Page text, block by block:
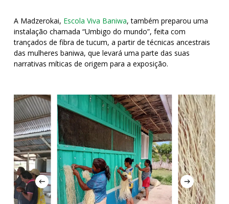
A Madzerokai, Escola Viva Baniwa, também preparou uma
instalação chamada “Umbigo do mundo”, feita com
trançados de fibra de tucum, a partir de técnicas ancestrais
das mulheres baniwa, que levará uma parte das suas
narrativas míticas de origem para a exposição.